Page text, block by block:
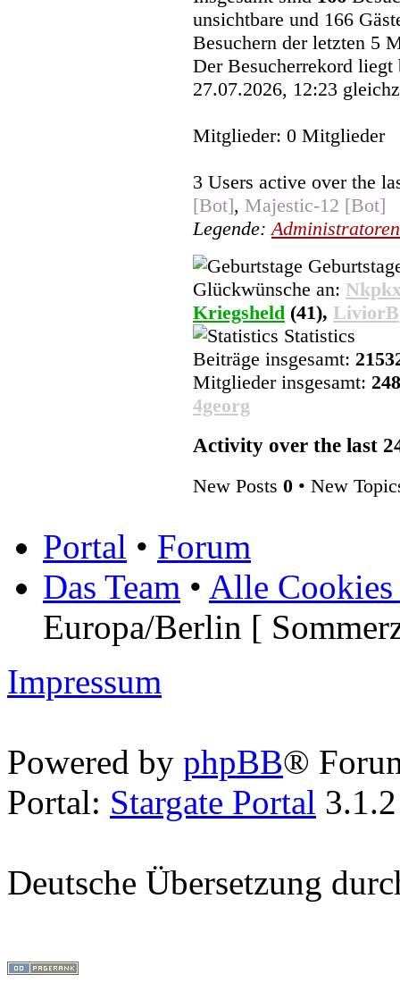
unsichtbare und 166
Besuchern der letzten 5
Der Besucherrekord
27.07.2026, 12:23
Mitglieder: 0 Mitglieder
3 Users active over the
[Bot], Majestic-12 [Bot]
Legende: Administratoren
Glückwünsche an:
Kriegsheld (41), LiviorB
Statistics
Beiträge insgesamt:
Mitglieder insgesamt:
4georg
Activity over the last
New Posts 0 • New
Portal • Forum
Das Team • Alle Cookies
Europa/Berlin [
Impressum
Powered by phpBB®
Portal: Stargate Portal
Deutsche Übersetzung